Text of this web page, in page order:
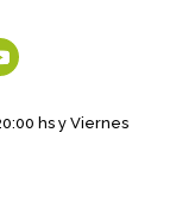
hs y Viernes